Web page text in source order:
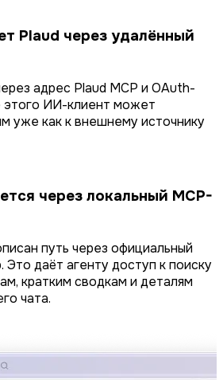
Plaud через удалённый
адрес Plaud MCP и OAuth-
этого ИИ-клиент может
уже как к внешнему источнику
через локальный MCP-
путь через официальный
Это даёт агенту доступ к поиску
кратким сводкам и деталям
чата.